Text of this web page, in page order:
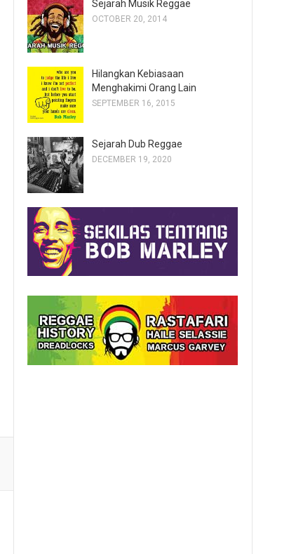
Sejarah Musik Reggae
OCTOBER 20, 2014
Hilangkan Kebiasaan
Menghakimi Orang Lain
SEPTEMBER 16, 2015
Sejarah Dub Reggae
DECEMBER 19, 2020